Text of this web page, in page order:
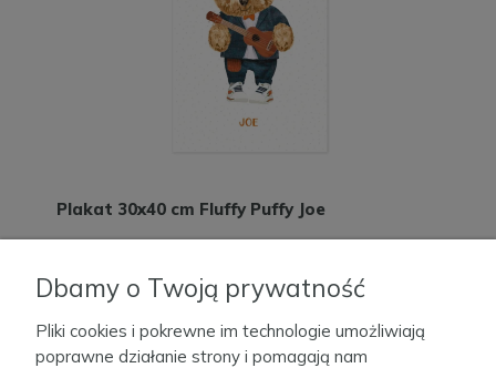
Plakat 30x40 cm Fluffy Puffy Joe
60,00 zł
Dbamy o Twoją prywatność
Pliki cookies i pokrewne im technologie umożliwiają
poprawne działanie strony i pomagają nam